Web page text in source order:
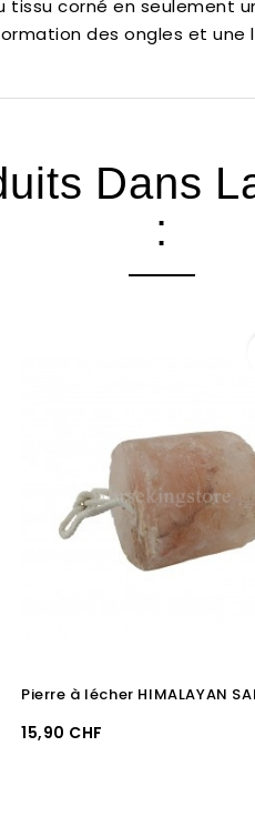
tissu corné en seulement
des ongles et une
Dans
:
Prix
15,90 CHF